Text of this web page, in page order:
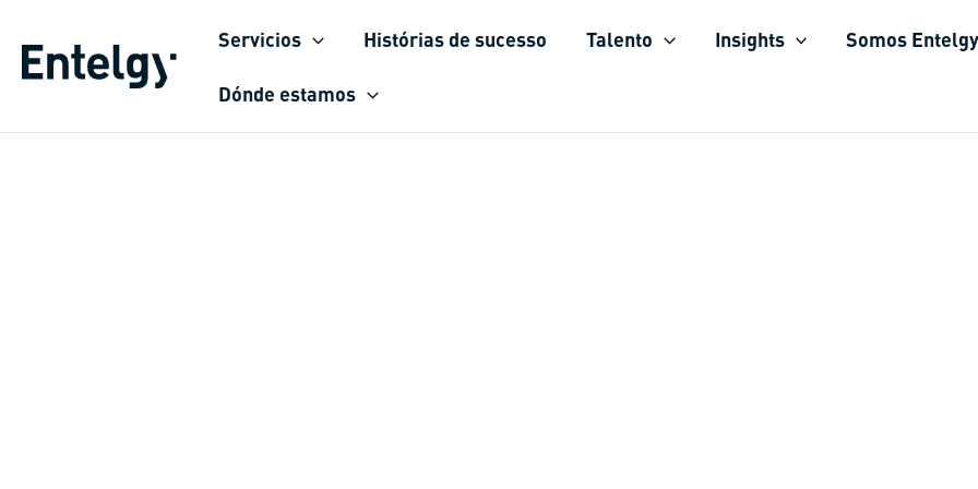
para
Servicios Histórias de sucesso Talento Insights Somos Entelgy
Dónde estamos